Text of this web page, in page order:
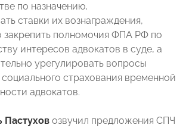
по назначению,
ставки их вознаграждения,
закрепить полномочия ФПА РФ по
интересов адвокатов в суде, а
урегулировать вопросы
страхования временной
адвокатов.
Пастухов озвучил предложения СПЧ